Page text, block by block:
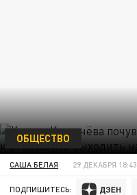
ОБЩЕСТВО
САША БЕЛАЯ 29 ДЕКАБРЯ 18:43
ПОДПИШИТЕСЬ: